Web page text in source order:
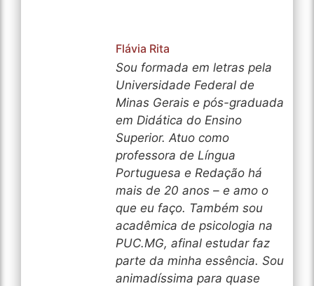
Flávia Rita
Sou formada em letras pela
Universidade Federal de
Minas Gerais e pós-graduada
em Didática do Ensino
Superior. Atuo como
professora de Língua
Portuguesa e Redação há
mais de 20 anos – e amo o
que eu faço. Também sou
acadêmica de psicologia na
PUC.MG, afinal estudar faz
parte da minha essência. Sou
animadíssima para quase